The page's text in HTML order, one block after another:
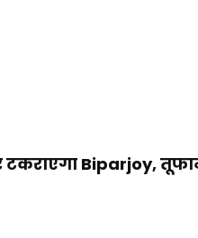
Biparjoy,